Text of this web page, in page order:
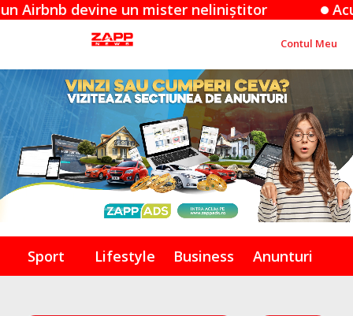
devine un mister neliniștitor
Contul Meu
Sport Lifestyle Business Anunturi